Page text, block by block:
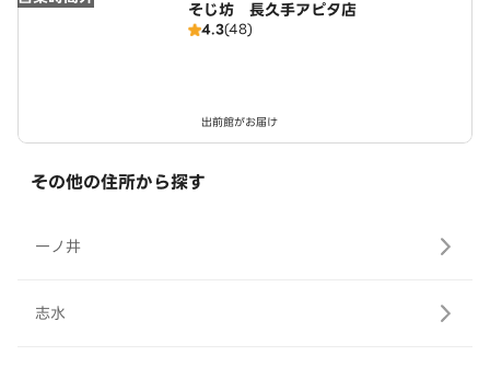
そじ坊 長久手アピタ店
4.3(48)
出前館がお届け
その他の住所から探す
一ノ井
志水